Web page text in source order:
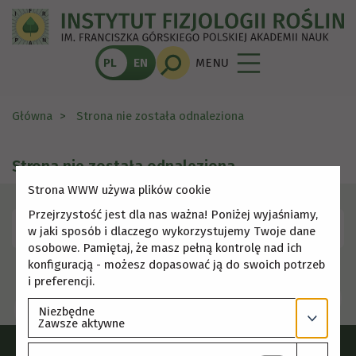
PL EN MENU
Główna Strona nie została odnaleziona
Strona nie została odnaleziona
Skorzystaj z menu, aby wybrać inną stronę.
Strona WWW używa plików cookie
Przejrzystość jest dla nas ważna! Poniżej wyjaśniamy,
w jaki sposób i dlaczego wykorzystujemy Twoje dane
osobowe. Pamiętaj, że masz pełną kontrolę nad ich
konfiguracją - możesz dopasować ją do swoich potrzeb
i preferencji.
Niezbędne
Zawsze aktywne